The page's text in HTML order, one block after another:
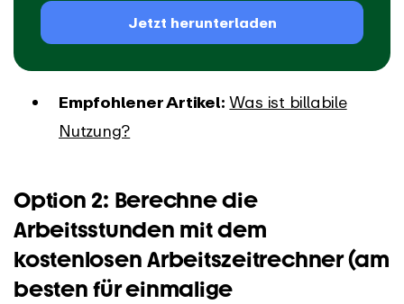
Jetzt herunterladen
Empfohlener Artikel: Was ist billabile
Nutzung?
Option 2: Berechne die
Arbeitsstunden mit dem
kostenlosen Arbeitszeitrechner (am
besten für einmalige